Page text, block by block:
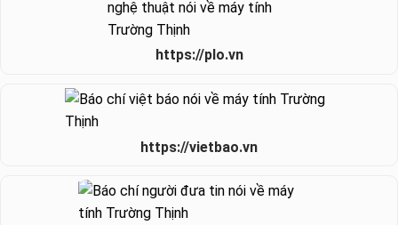
https://plo.vn
https://vietbao.vn